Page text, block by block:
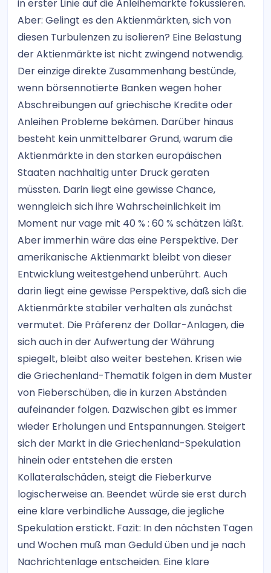
in erster Linie auf die Anleihemärkte fokussieren.
Aber: Gelingt es den Aktienmärkten, sich von
diesen Turbulenzen zu isolieren? Eine Belastung
der Aktienmärkte ist nicht zwingend notwendig.
Der einzige direkte Zusammenhang bestünde,
wenn börsennotierte Banken wegen hoher
Abschreibungen auf griechische Kredite oder
Anleihen Probleme bekämen. Darüber hinaus
besteht kein unmittelbarer Grund, warum die
Aktienmärkte in den starken europäischen
Staaten nachhaltig unter Druck geraten
müssten. Darin liegt eine gewisse Chance,
wenngleich sich ihre Wahrscheinlichkeit im
Moment nur vage mit 40 % : 60 % schätzen läßt.
Aber immerhin wäre das eine Perspektive. Der
amerikanische Aktienmarkt bleibt von dieser
Entwicklung weitestgehend unberührt. Auch
darin liegt eine gewisse Perspektive, daß sich die
Aktienmärkte stabiler verhalten als zunächst
vermutet. Die Präferenz der Dollar-Anlagen, die
sich auch in der Aufwertung der Währung
spiegelt, bleibt also weiter bestehen. Krisen wie
die Griechenland-Thematik folgen in dem Muster
von Fieberschüben, die in kurzen Abständen
aufeinander folgen. Dazwischen gibt es immer
wieder Erholungen und Entspannungen. Steigert
sich der Markt in die Griechenland-Spekulation
hinein oder entstehen die ersten
Kollateralschäden, steigt die Fieberkurve
logischerweise an. Beendet würde sie erst durch
eine klare verbindliche Aussage, die jegliche
Spekulation erstickt. Fazit: In den nächsten Tagen
und Wochen muß man Geduld üben und je nach
Nachrichtenlage entscheiden. Eine klare